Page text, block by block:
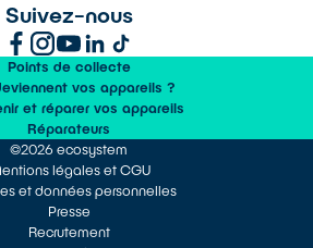
Suivez-nous
Points de collecte
vos appareils ?
et réparer vos appareils
Réparateurs
©2026 ecosystem
légales et CGU
et données personnelles
Presse
Recrutement